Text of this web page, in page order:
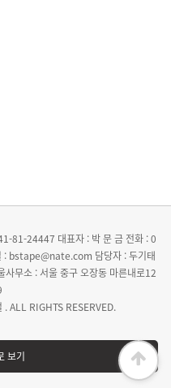
81-24447 대표자 : 박 문 금 전화 : 0
: bstape@nate.com 담당자 : 두기태
사무소 : 서울 중구 오장동 마른내로12
ALL RIGHTS RESERVED.
보기